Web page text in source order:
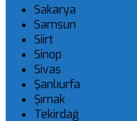
Sakarya
Samsun
Siirt
Sinop
Sivas
Şanlıurfa
Şırnak
Tekirdağ